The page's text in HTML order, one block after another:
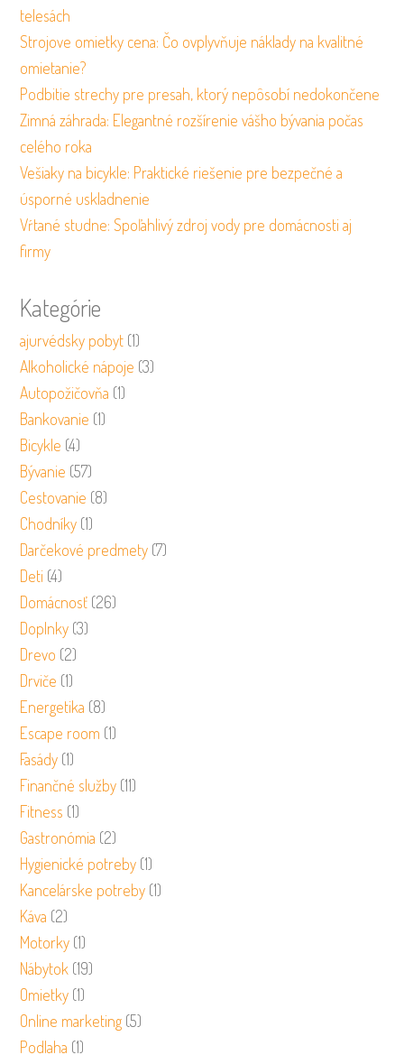
telesách
Strojove omietky cena: Čo ovplyvňuje náklady na kvalitné
omietanie?
Podbitie strechy pre presah, ktorý nepôsobí nedokončene
Zimná záhrada: Elegantné rozšírenie vášho bývania počas
celého roka
Vešiaky na bicykle: Praktické riešenie pre bezpečné a
úsporné uskladnenie
Vŕtané studne: Spoľahlivý zdroj vody pre domácnosti aj
firmy
Kategórie
ajurvédsky pobyt (1)
Alkoholické nápoje (3)
Autopožičovňa (1)
Bankovanie (1)
Bicykle (4)
Bývanie (57)
Cestovanie (8)
Chodníky (1)
Darčekové predmety (7)
Deti (4)
Domácnosť (26)
Doplnky (3)
Drevo (2)
Drviče (1)
Energetika (8)
Escape room (1)
Fasády (1)
Finančné služby (11)
Fitness (1)
Gastronómia (2)
Hygienické potreby (1)
Kancelárske potreby (1)
Káva (2)
Motorky (1)
Nábytok (19)
Omietky (1)
Online marketing (5)
Podlaha (1)